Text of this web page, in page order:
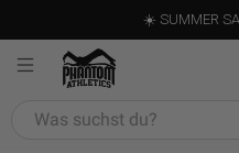
☀️ SUMMER
Was